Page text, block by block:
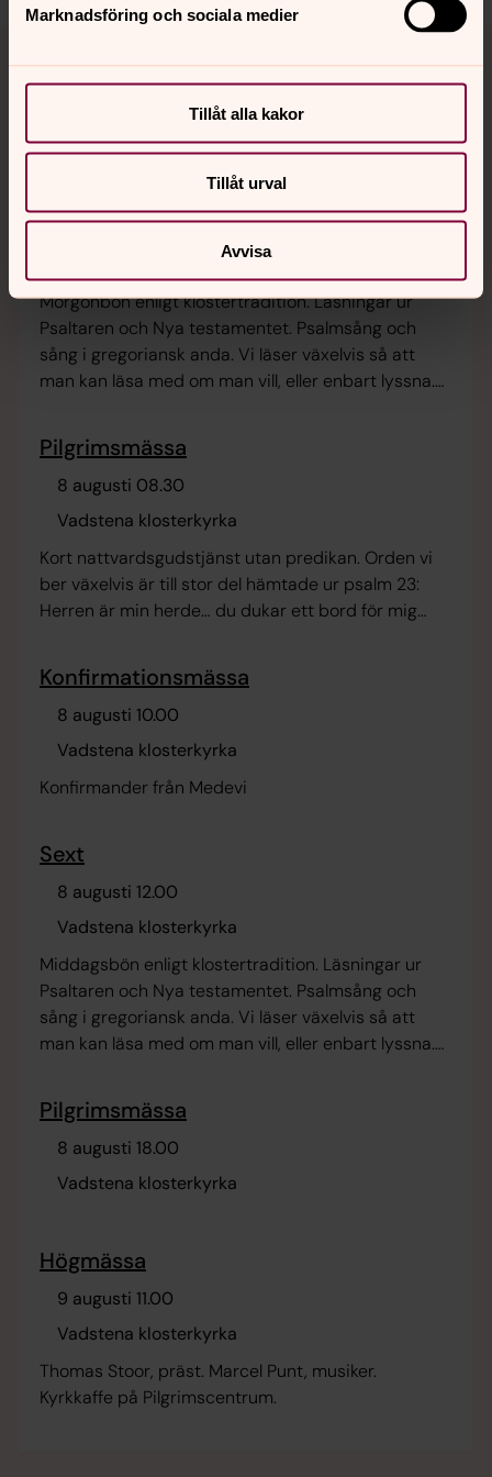
Marknadsföring och sociala medier
Tillåt alla kakor
Tillåt urval
Avvisa
Kommande händelser
8 augusti 08.00
Vadstena klosterkyrka
Morgonbön enligt klostertradition. Läsningar ur
Psaltaren och Nya testamentet. Psalmsång och
sång i gregoriansk anda. Vi läser växelvis så att
man kan läsa med om man vill, eller enbart lyssna.
kallelse att bereda väg för Herren och för varandra.
Pilgrimsmässa
8 augusti 08.30
Vadstena klosterkyrka
Kort nattvardsgudstjänst utan predikan. Orden vi
ber växelvis är till stor del hämtade ur psalm 23:
Herren är min herde… du dukar ett bord för mig…
Konfirmationsmässa
8 augusti 10.00
Vadstena klosterkyrka
Konfirmander från Medevi
Sext
8 augusti 12.00
Vadstena klosterkyrka
Middagsbön enligt klostertradition. Läsningar ur
Psaltaren och Nya testamentet. Psalmsång och
sång i gregoriansk anda. Vi läser växelvis så att
man kan läsa med om man vill, eller enbart lyssna.
bonum! Frid och allt gott!
Pilgrimsmässa
8 augusti 18.00
Vadstena klosterkyrka
Högmässa
9 augusti 11.00
Vadstena klosterkyrka
Thomas Stoor, präst. Marcel Punt, musiker.
Kyrkkaffe på Pilgrimscentrum.